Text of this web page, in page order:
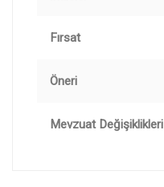
Fırsat
Öneri
Mevzuat Değişiklikleri